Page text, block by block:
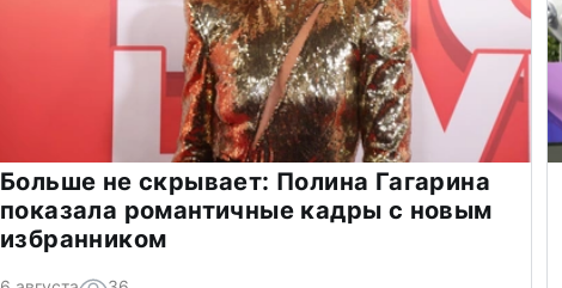
Больше не скрывает: Полина Гагарина
показала романтичные кадры с новым
избранником